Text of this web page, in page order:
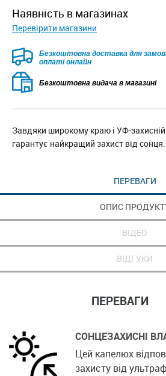
наявність в магазинах
Перевірити магазини
Безкоштовна доставка для
оплаті онлайн
Безкоштовна видача в магазині
Завдяки широкому краю і УФ-
гарантує найкращий захист від сонця.
ПЕРЕВАГИ
ОПИС
ВІДЕО
ВІДГУКИ
ПЕРЕВАГИ
СОНЦЕЗАХИСНІ
Цей капелюх
захисту від